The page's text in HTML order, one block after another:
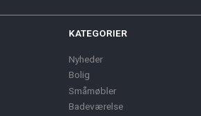
KATEGORIER
Nyheder
Bolig
Småmøbler
Badeværelse